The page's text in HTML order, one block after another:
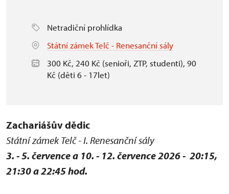
Netradiční prohlídka
Státní zámek Telč - Renesanční sály
300 Kč, 240 Kč (senioři, ZTP, studenti), 90
Kč (děti 6 - 17let)
Zachariášův dědic
Státní zámek Telč - I. Renesanční sály
3. - 5. července a 10. - 12. července 2026 - 20:15,
21:30 a 22:45 hod.